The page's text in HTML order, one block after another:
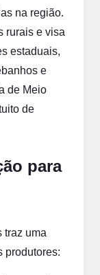
na região.
rurais e visa
estaduais,
e
de Meio
de
para
traz uma
produtores: